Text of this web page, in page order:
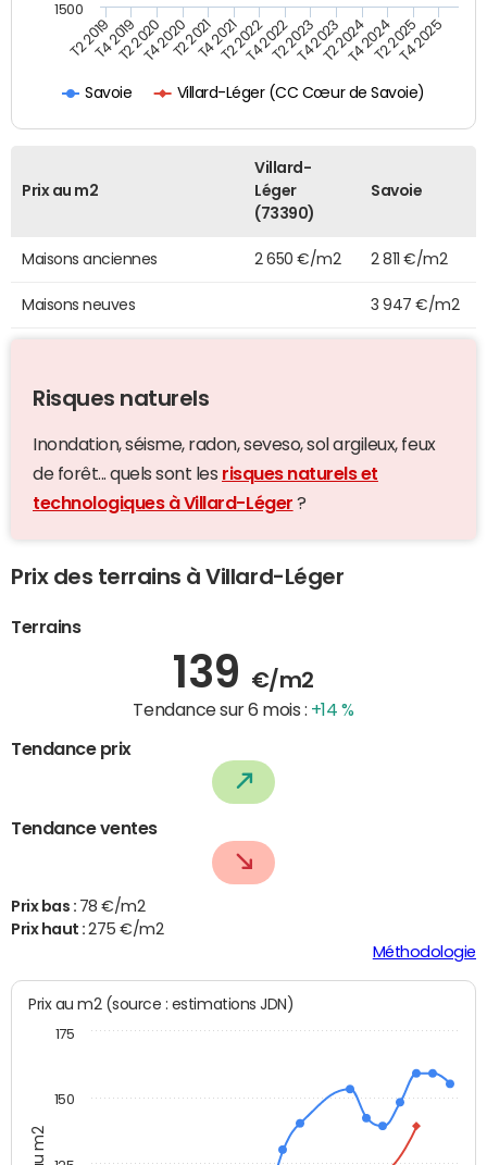
Savoie Villard-Léger (CC Cœur de Savoie)
T2 2019T4 2019T2 2020T4 2020T2 2021T4 2021T2 2022T4 2022T2 2023T4 2023T2 2024T4 2024T2 2025T4 2025
1500
Prix au m2
Villard-
Léger
(73390)
Savoie
Maisons anciennes 2 650 €/m2 2 811 €/m2
Maisons neuves 3 947 €/m2
Risques naturels
Inondation, séisme, radon, seveso, sol argileux, feux
de forêt... quels sont les risques naturels et
technologiques à Villard-Léger ?
Prix des terrains à Villard-Léger
Terrains
139 €/m2
Tendance sur 6 mois : +14 %
Tendance prix
Tendance ventes
Prix bas : 78 €/m2
Prix haut :275 €/m2
Méthodologie
Prix au m2 (source : estimations JDN)
150
175